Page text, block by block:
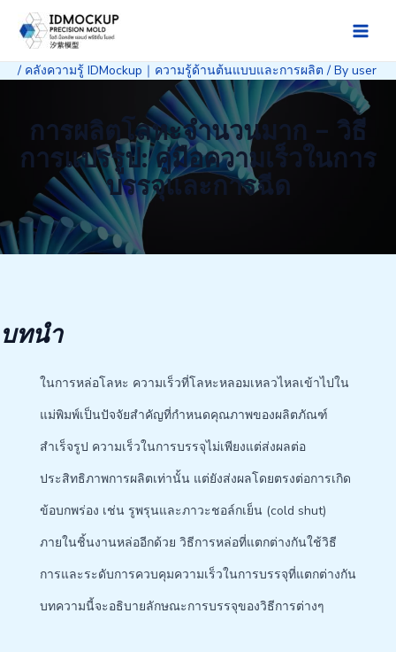
Main
/ คลังความรู้ IDMockup｜ความรู้ด้านต้นแบบและการผลิต / By user
การผลิตโลหะจำนวนมาก – วิธี
การแปรรูป: คู่มือความเร็วในการ
บรรจุและการฉีด
บทนำ
ในการหล่อโลหะ ความเร็วที่โลหะหลอมเหลวไหลเข้าไปใน
แม่พิมพ์เป็นปัจจัยสำคัญที่กำหนดคุณภาพของผลิตภัณฑ์
สำเร็จรูป ความเร็วในการบรรจุไม่เพียงแต่ส่งผลต่อ
ประสิทธิภาพการผลิตเท่านั้น แต่ยังส่งผลโดยตรงต่อการเกิด
ข้อบกพร่อง เช่น รูพรุนและภาวะชอล์กเย็น (cold shut)
ภายในชิ้นงานหล่ออีกด้วย วิธีการหล่อที่แตกต่างกันใช้วิธี
การและระดับการควบคุมความเร็วในการบรรจุที่แตกต่างกัน
บทความนี้จะอธิบายลักษณะการบรรจุของวิธีการต่างๆ